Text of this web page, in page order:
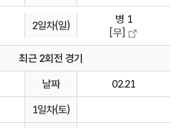
2일차(일)
병 1
[무]
최근 2회전 경기
날짜 02.21
1일차(토)